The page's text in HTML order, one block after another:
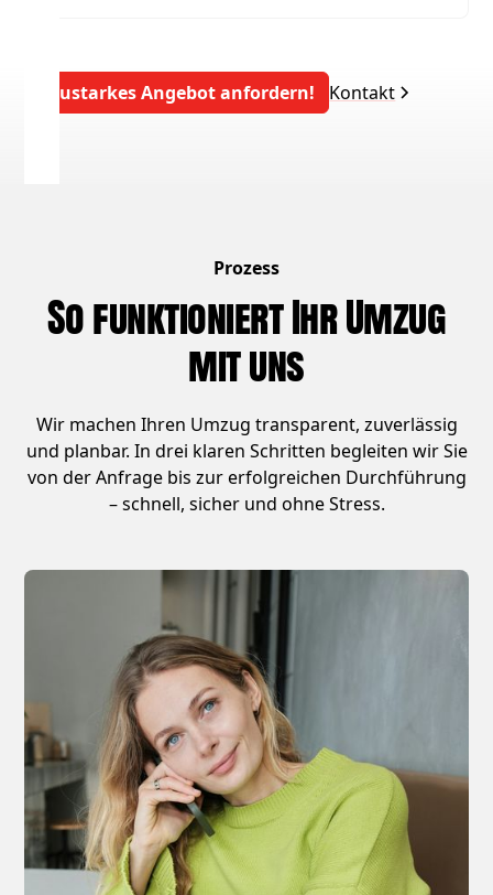
Saustarkes Angebot anfordern! Kontakt
Prozess
So funktioniert Ihr Umzug
mit uns
Wir machen Ihren Umzug transparent, zuverlässig
und planbar. In drei klaren Schritten begleiten wir Sie
von der Anfrage bis zur erfolgreichen Durchführung
– schnell, sicher und ohne Stress.